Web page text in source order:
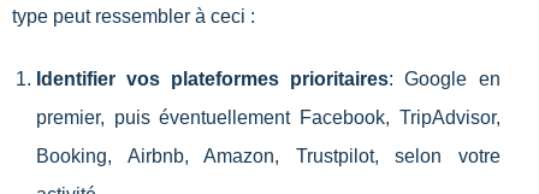
type peut ressembler à ceci :
Identifier vos plateformes prioritaires: Google en
premier, puis éventuellement Facebook, TripAdvisor,
Booking, Airbnb, Amazon, Trustpilot, selon votre